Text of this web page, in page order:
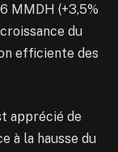
MMDH (+3,5%
du
efficiente des
apprécié de
à la hausse du